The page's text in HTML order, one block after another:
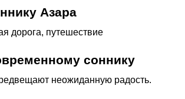
Азара
дорога, путешествие
соннику
неожиданную радость.